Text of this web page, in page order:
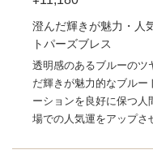
澄んだ輝きが魅力・人
トパーズブレス
透明感のあるブルーのツ
だ輝きが魅力的なブルー
ーションを良好に保つ
場での人気運をアップさ